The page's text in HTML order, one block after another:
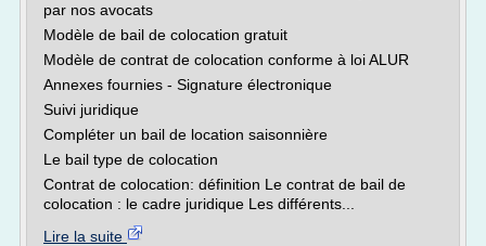
par nos avocats
Modèle de bail de colocation gratuit
Modèle de contrat de colocation conforme à loi ALUR
Annexes fournies - Signature électronique
Suivi juridique
Compléter un bail de location saisonnière
Le bail type de colocation
Contrat de colocation: définition Le contrat de bail de
colocation : le cadre juridique Les différents...
Lire la suite